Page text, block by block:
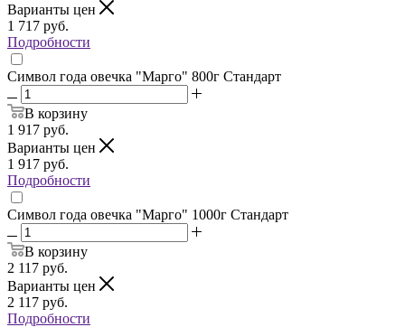
Варианты цен
1 717 руб.
Подробности
Символ года овечка "Марго" 800г Стандарт
В корзину
1 917 руб.
Варианты цен
1 917 руб.
Подробности
Символ года овечка "Марго" 1000г Стандарт
В корзину
2 117 руб.
Варианты цен
2 117 руб.
Подробности